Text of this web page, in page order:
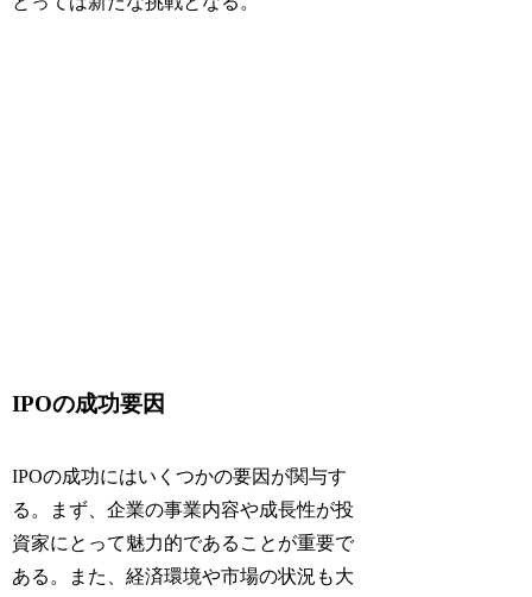
IPOの成功要因
IPOの成功にはいくつかの要因が関与す
る。まず、企業の事業内容や成長性が投
資家にとって魅力的であることが重要で
ある。また、経済環境や市場の状況も大